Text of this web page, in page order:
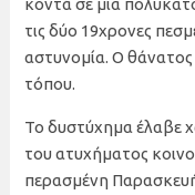
τις δύο 19χρονες
αστυνομία. Ο
τόπου.
Το δυστύχημα έλαβε
του ατυχήματος
περασμένη